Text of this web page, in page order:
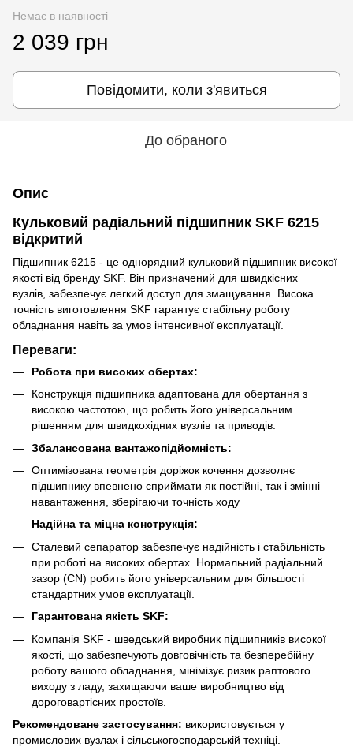
Немає в наявності
2 039 грн
Повідомити, коли з'явиться
До обраного
Опис
Кульковий радіальний підшипник SKF 6215
відкритий
Підшипник 6215 - це однорядний кульковий підшипник високої
якості від бренду SKF. Він призначений для швидкісних
вузлів, забезпечує легкий доступ для змащування. Висока
точність виготовлення SKF гарантує стабільну роботу
обладнання навіть за умов інтенсивної експлуатації.
Переваги:
Робота при високих обертах:
Конструкція підшипника адаптована для обертання з
високою частотою, що робить його універсальним
рішенням для швидкохідних вузлів та приводів.
Збалансована вантажопідйомність:
Оптимізована геометрія доріжок кочення дозволяє
підшипнику впевнено сприймати як постійні, так і змінні
навантаження, зберігаючи точність ходу
Надійна та міцна конструкція:
Сталевий сепаратор забезпечує надійність і стабільність
при роботі на високих обертах. Нормальний радіальний
зазор (CN) робить його універсальним для більшості
стандартних умов експлуатації.
Гарантована якість SKF:
Компанія SKF - шведський виробник підшипників високої
якості, що забезпечують довговічність та безперебійну
роботу вашого обладнання, мінімізує ризик раптового
виходу з ладу, захищаючи ваше виробництво від
дороговартісних простоїв.
Рекомендоване застосування: використовується у
промислових вузлах і сільськогосподарській техніці.